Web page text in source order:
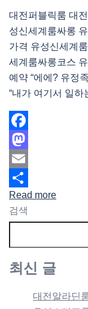
대전퍼블릭룸 대
성신세계룸싸롱
가격 유성신세계
세계룸싸롱코스
예약 “에에? 유정
“내가 여기서 일
Facebook
Mastodon
Email
Share
Read more
검색
최신 글
대전알라딘